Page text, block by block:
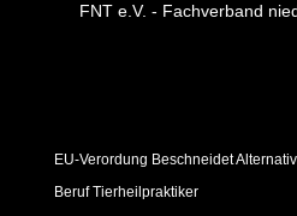
FNT e.V. - Fachverband
EU-Verordung Beschneidet
Beruf Tierheilpraktiker